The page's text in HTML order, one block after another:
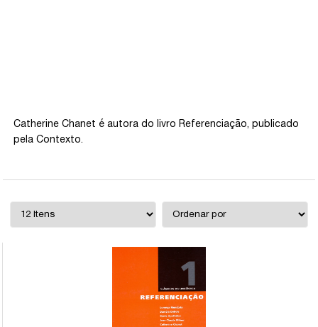
Catherine Chanet é autora do livro Referenciação, publicado
pela Contexto.